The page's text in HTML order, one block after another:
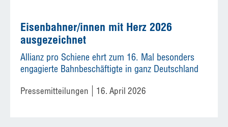
Eisenbahner/innen mit Herz 2026
ausgezeichnet
Allianz pro Schiene ehrt zum 16. Mal besonders
engagierte Bahnbeschäftigte in ganz Deutschland
Pressemitteilungen 16. April 2026